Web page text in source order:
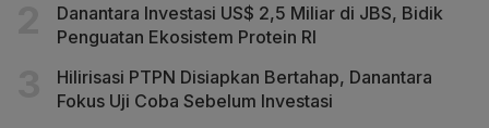
Danantara Investasi US$ 2,5 Miliar di JBS, Bidik
Penguatan Ekosistem Protein RI
Hilirisasi PTPN Disiapkan Bertahap, Danantara
Fokus Uji Coba Sebelum Investasi